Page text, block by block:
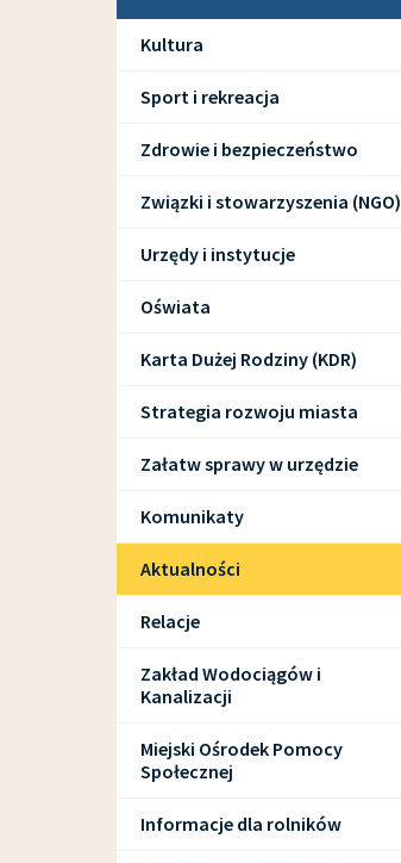
Kultura
Sport i rekreacja
Zdrowie i bezpieczeństwo
Związki i stowarzyszenia (NGO)
Urzędy i instytucje
Oświata
Karta Dużej Rodziny (KDR)
Strategia rozwoju miasta
Załatw sprawy w urzędzie
Komunikaty
Aktualności
Relacje
Zakład Wodociągów i
Kanalizacji
Miejski Ośrodek Pomocy
Społecznej
Informacje dla rolników